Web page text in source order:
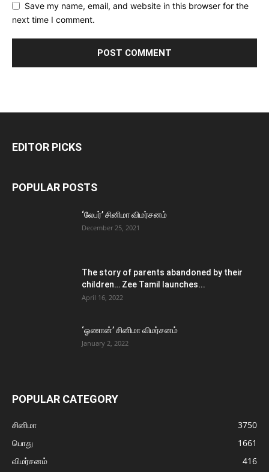
Save my name, email, and website in this browser for the
next time I comment.
EDITOR PICKS
POPULAR POSTS
‘லேபர்’ சினிமா விமர்சனம்
December 25, 2021
The story of parents abandoned by their
children… Zee Tamil launches...
April 16, 2022
‘ஓணான்’ சினிமா விமர்சனம்
January 2, 2022
POPULAR CATEGORY
சினிமா
3750
பொது
1661
விமர்சனம்
416